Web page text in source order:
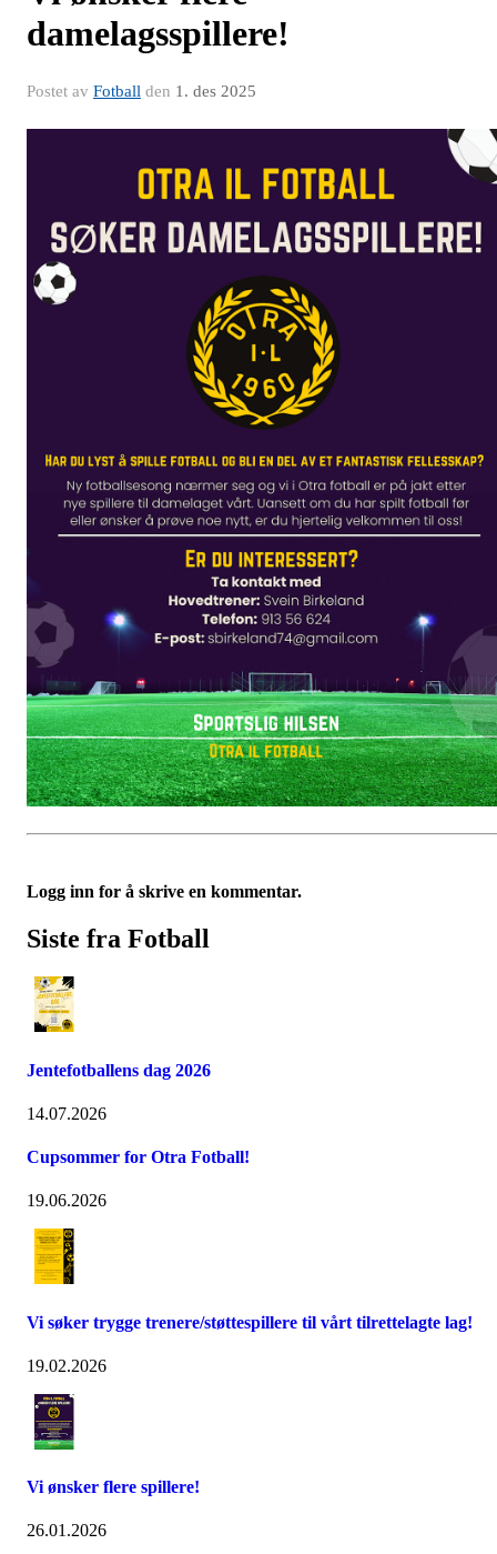
damelagsspillere!
Postet av Fotball den 1. des 2025
Logg inn for å skrive en kommentar.
Siste fra Fotball
Jentefotballens dag 2026
14.07.2026
Cupsommer for Otra Fotball!
19.06.2026
Vi søker trygge trenere/støttespillere til vårt tilrettelagte lag!
19.02.2026
Vi ønsker flere spillere!
26.01.2026